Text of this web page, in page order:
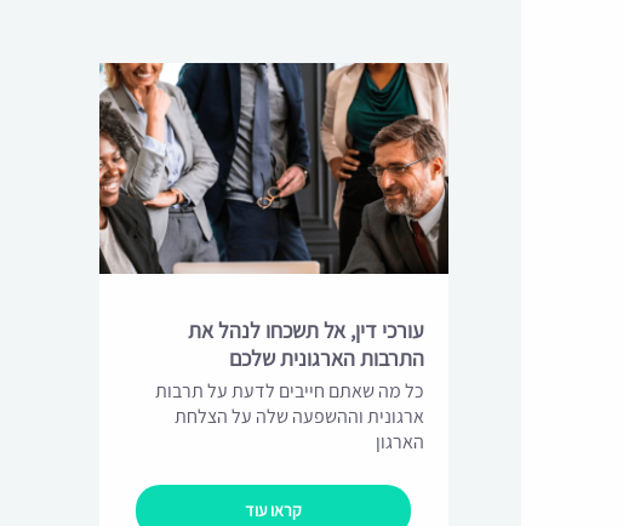
עורכי דין, אל תשכחו לנהל את
התרבות הארגונית שלכם
כל מה שאתם חייבים לדעת על תרבות
ארגונית וההשפעה שלה על הצלחת
הארגון
קראו עוד